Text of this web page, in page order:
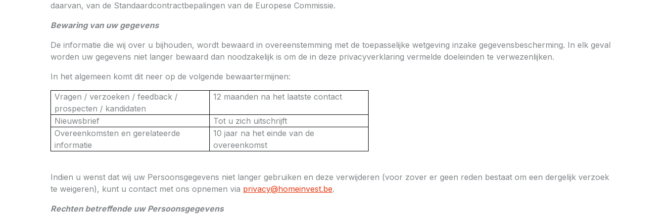
daarvan, van de Standaardcontractbepalingen van de Europese Commissie.
Bewaring van uw gegevens
De informatie die wij over u bijhouden, wordt bewaard in overeenstemming met de toepasselijke wetgeving inzake gegevensbescherming. In elk geval
worden uw gegevens niet langer bewaard dan noodzakelijk is om de in deze privacyverklaring vermelde doeleinden te verwezenlijken.
In het algemeen komt dit neer op de volgende bewaartermijnen:
Vragen / verzoeken / feedback /
prospecten / kandidaten
12 maanden na het laatste contact
Nieuwsbrief
Tot u zich uitschrijft
Overeenkomsten en gerelateerde
informatie
10 jaar na het einde van de
overeenkomst
Indien u wenst dat wij uw Persoonsgegevens niet langer gebruiken en deze verwijderen (voor zover er geen reden bestaat om een dergelijk verzoek
te weigeren), kunt u contact met ons opnemen via privacy@homeinvest.be.
Rechten betreffende uw Persoonsgegevens